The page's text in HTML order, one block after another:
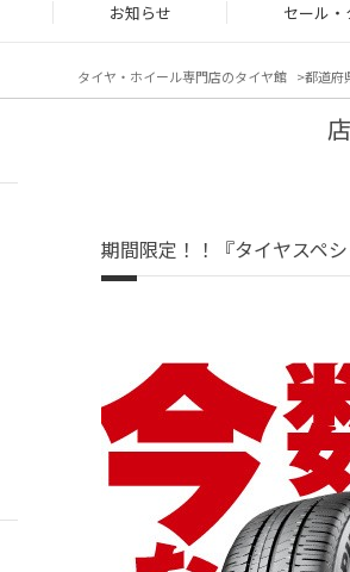
お知らせ セール
タイヤ・ホイール専門店のタイヤ館 都道府
期間限定！！『タイヤスペ